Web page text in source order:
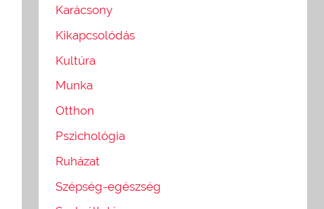
Karácsony
Kikapcsolódás
Kultúra
Munka
Otthon
Pszichológia
Ruházat
Szépség-egészség